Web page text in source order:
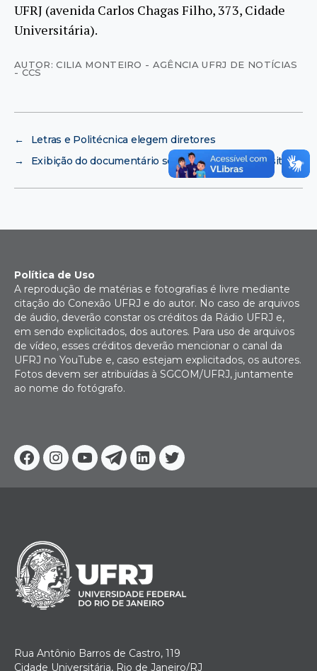
UFRJ (avenida Carlos Chagas Filho, 373, Cidade
Universitária).
AUTOR: CILIA MONTEIRO - AGÊNCIA UFRJ DE NOTÍCIAS
- CCS
←
Letras e Politécnica elegem diretores
→
Exibição do documentário sobre Hospital Universitário
Facebook
Instagram
YoutubeTelegram
Linkedin
Twitter
Política de Uso
A reprodução de matérias e fotografias é livre mediante
citação do Conexão UFRJ e do autor. No caso de arquivos
de áudio, deverão constar os créditos da Rádio UFRJ e,
em sendo explicitados, dos autores. Para uso de arquivos
de vídeo, esses créditos deverão mencionar o canal da
UFRJ no YouTube e, caso estejam explicitados, os autores.
Fotos devem ser atribuídas à SGCOM/UFRJ, juntamente
ao nome do fotógrafo.
Rua Antônio Barros de Castro, 119
Cidade Universitária, Rio de Janeiro/RJ